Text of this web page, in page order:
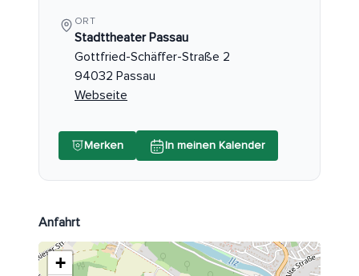
ORT
Stadttheater Passau
Gottfried-Schäffer-Straße 2
94032 Passau
Webseite
Merken In meinen Kalender
Anfahrt
+